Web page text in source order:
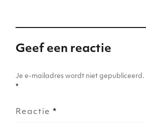
k
Geef een reactie
Je e-mailadres wordt niet gepubliceerd.
*
Reactie*